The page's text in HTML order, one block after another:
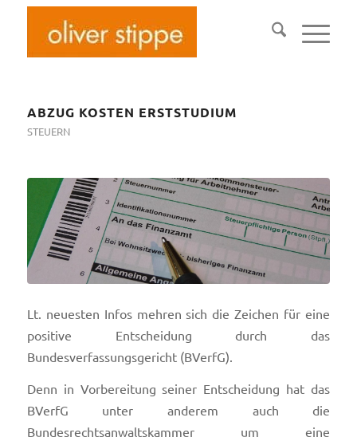
ABZUG KOSTEN ERSTSTUDIUM
STEUERN
Lt. neuesten Infos mehren sich die Zeichen für eine
positive Entscheidung durch das
Bundesverfassungsgericht (BVerfG).
Denn in Vorbereitung seiner Entscheidung hat das
BVerfG unter anderem auch die
Bundesrechtsanwaltskammer um eine